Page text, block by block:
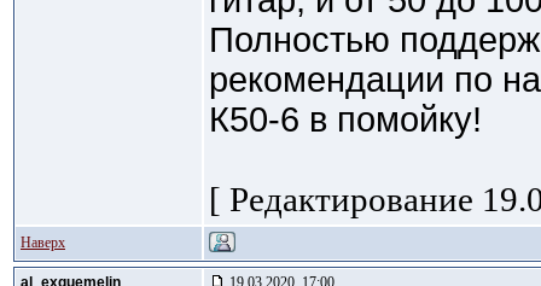
Полностью
рекомендации по
К50-6 в помойку!
[ Редактирование
Наверх
al_exquemelin 19.03.2020, 17:00